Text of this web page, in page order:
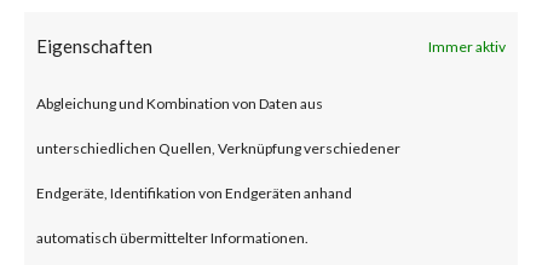
Eigenschaften Immer aktiv
Abgleichung und Kombination von Daten aus
unterschiedlichen Quellen, Verknüpfung verschiedener
Endgeräte, Identifikation von Endgeräten anhand
automatisch übermittelter Informationen.
JumpCloud customers.
Why is this Significant?